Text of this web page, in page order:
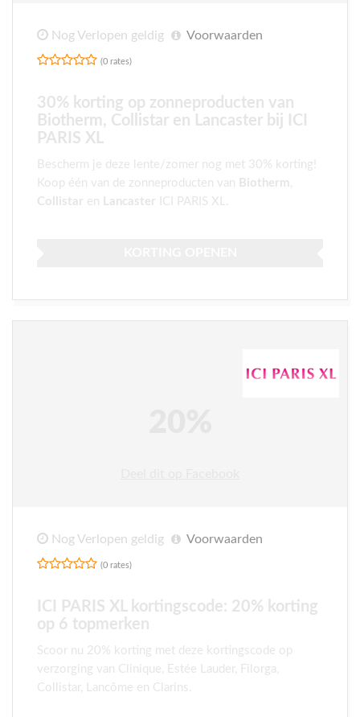
Nog Verlopen geldig Voorwaarden
(0 rates)
30% korting op zonneproducten van
Biotherm, Collistar en Lancaster bij ICI
PARIS XL
Bescherm je deze lente/zomer nog met 30% korting!
Koop één van de zonneproducten van Biotherm ,
Collistar en Lancaster ICI PARIS XL.
Nog Verlopen geldig Voorwaarden
(0 rates)
ICI PARIS XL kortingscode: 20% korting
op 6 topmerken
Scoor nu 20% korting met deze kortingscode op
verzorging van Clinique, Estée Lauder, Filorga,
Collistar, Lancôme en Clarins.